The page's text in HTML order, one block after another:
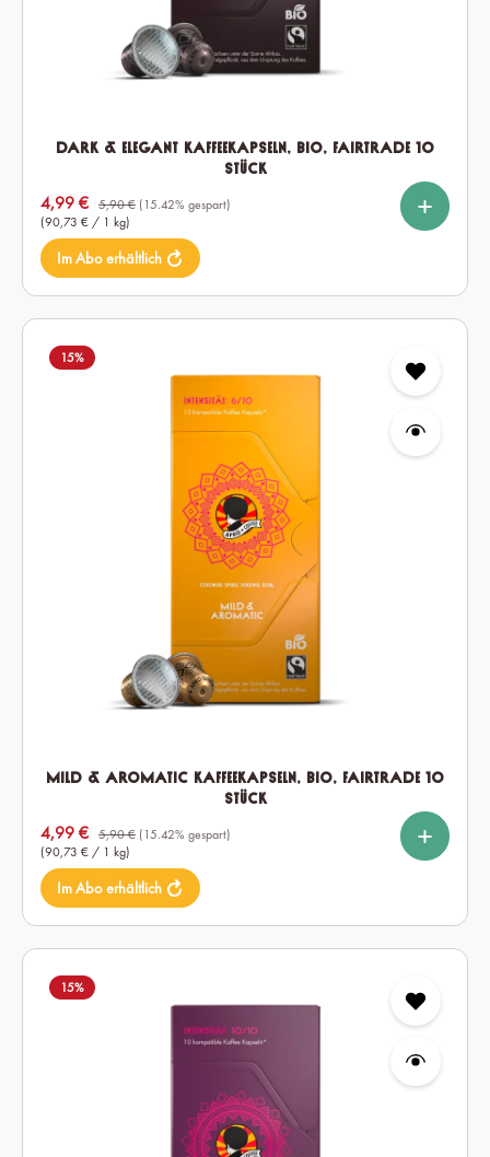
Dark & Elegant Kaffeekapseln, Bio, Fairtrade 10
Stück
Kapselmengeauswählen
10 60 120
(90,73 € / 1 kg)
Verkaufspreis:
4,99 € 5,90 € (15.42% gespart)
Im Abo erhältlich
15%
Mild & Aromatic Kaffeekapseln, Bio, Fairtrade 10
Stück
Kapselmengeauswählen
10 60 120
(90,73 € / 1 kg)
Verkaufspreis:
4,99 € 5,90 € (15.42% gespart)
Im Abo erhältlich
15%
Jetzt kaufen